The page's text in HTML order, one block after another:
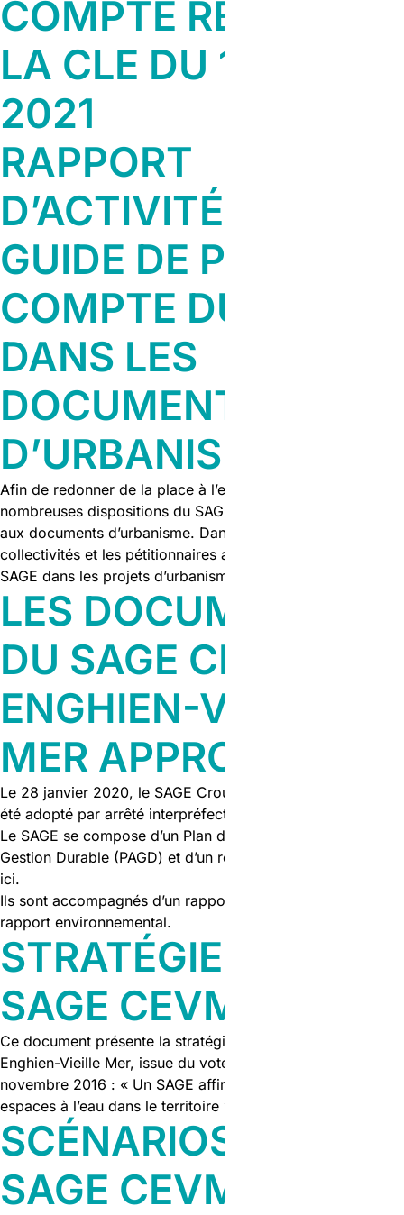
COMPTE RENDU DE
LA CLE DU 17 JUIN
2021
RAPPORT
D’ACTIVITÉ 2020
GUIDE DE PRISE EN
COMPTE DU SAGE
DANS LES
DOCUMENTS
D’URBANISME
Afin de redonner de la place à l’eau sur le territoire, de
nombreuses dispositions du SAGE s’adressent directement
aux documents d’urbanisme. Dans le but d’aider les
collectivités et les pétitionnaires a intégrer les objectifs du
SAGE dans les projets d’urbanisme, un guide a été élaboré.
LES DOCUMENTS
DU SAGE CROULT-
ENGHIEN-VIEILLE
MER APPROUVÉS
Le 28 janvier 2020, le SAGE Croult-Enghien-Vieille Mer a
été adopté par arrêté interpréfectoral.
Le SAGE se compose d’un Plan d’Aménagement et de
Gestion Durable (PAGD) et d’un règlement téléchargeables
ici.
Ils sont accompagnés d’un rapport de présentation et du
rapport environnemental.
STRATÉGIE DU
SAGE CEVM
Ce document présente la stratégie du SAGE Croult-
Enghien-Vieille Mer, issue du vote de la CLE intervenu le 15
novembre 2016 : « Un SAGE affirmé pour rendre des
espaces à l’eau dans le territoire ».
SCÉNARIOS DU
SAGE CEVM